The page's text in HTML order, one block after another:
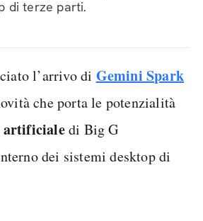
di terze parti.
l’arrivo di Gemini Spark
che porta le potenzialità
artificialedi Big G
dei sistemi desktop di